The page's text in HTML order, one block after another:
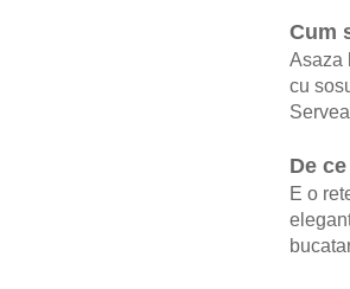
Cum
Asaza
cu
De
E o